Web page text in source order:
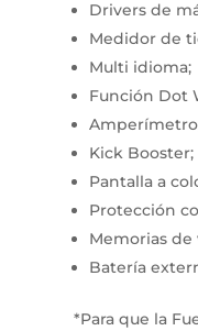
Drivers de
Medidor de
Multi idioma;
Función Dot
Kick Booster;
Pantalla a
Protección
Memorias de
Batería
*Para que la